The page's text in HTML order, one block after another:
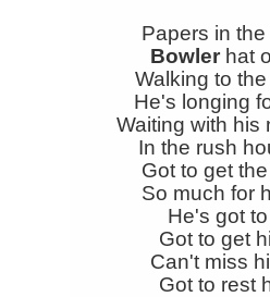
Papers in
Bowler hat
Walking to
He's longing
Waiting with his
In the rush
Got to get
So much for
He's got
Got to get
Can't miss
Got to rest